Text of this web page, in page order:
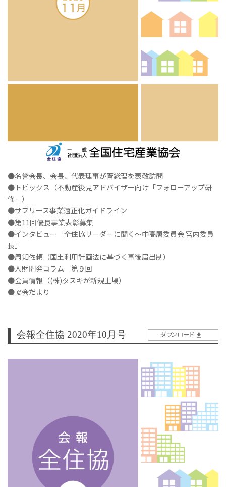
●名誉会長、会長、代表理事が菅総理を表敬訪問
●トピックス（不動産後見アドバイザー向け「フォローアップ研
修」）
●サブリース事業適正化ガイドライン
●第11回優良事業表彰募集
●インタビュー「全住協リーダーに聞く～中高層委員会 宮内委員
長」
●周知依頼（国土利用計画法に基づく事後届出制）
●人財開発コラム 第９回
●会員情報（(株)タスキが新規上場）
●協会だより
会報全住協 2020年10月号 ダウンロード